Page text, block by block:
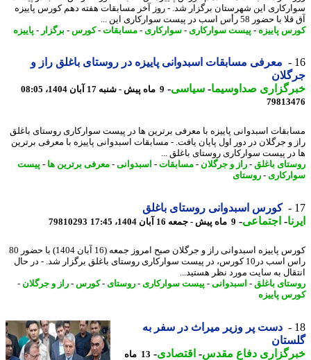
این شهرستان برگزار شد. - روز آخر مسابقات هفته دهم کورس پاییزه
58 رأس اسب در پیست سوارکاری این ...
پاییزه-پیست سوارکاری- سوارکاری- مسابقات-کورس-برگزار - پاییزه
معرفی مسابقات اسبدوانی پاییزه در روستای باغلق راز و
صداوسیما-سیاسی-9 ماه پیش - شنبه 17 آبان 1404، 08:05
اسبدوانی پاییزه با معرفی برترین ها در پیست سوارکاری روستای باغلق
و جرگلان در دور اول پایان یافت. - مسابقات اسبدوانی پاییزه با معرفی برترین
پیست سوارکاری روستای باغلق ...
باغلق-راز و جرگلان-مسابقات-اسبدوانی- معرفی برترین ها- پیست
- روستای
کورس اسبدوانی روستای باغلق
-اجتماعی-9 ماه پیش - جمعه 16 آبان 1404، 17:45 79810293
کورس پاییزه اسبدوانی راز و جرگلان صبح امروز جمعه (16 آبان 1404) با حضور 80
راس اسب در10 کورس، در پیست سوارکاری روستای باغلق برگزار شد. - در ﺣﺎل
ﺑﻪ ﺳﺎﯾﺖ ﻣﻮرد ﻧﻈﺮ ﻫﺴﺘﯿﺪ...
باغلق-اسبدوانی- پیست سوارکاری- روستای-کورس-راز و جرگلان-
پاییزه
دست پر وزیر میراث در سفر به
دفاع مقدس-اقتصادی-
13 ماه